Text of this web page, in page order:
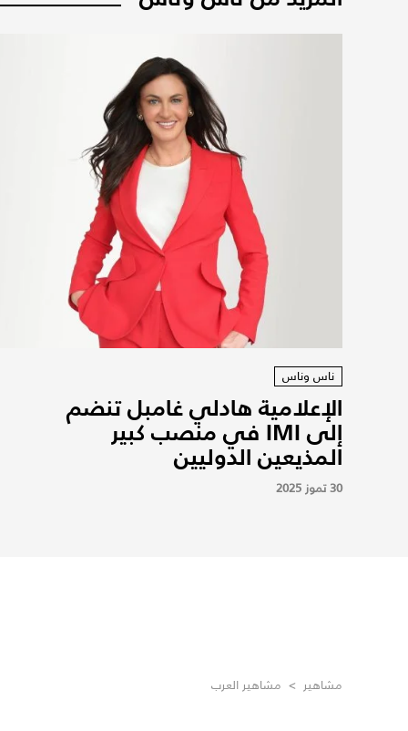
ناس وناس
الإعلامية هادلي غامبل تنضم
إلى IMI في منصب كبير
المذيعين الدوليين
30 تموز 2025
مشاهير > مشاهير العرب